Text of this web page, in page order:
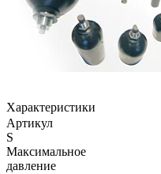
Характеристики
Артикул
S
Максимальное
давление